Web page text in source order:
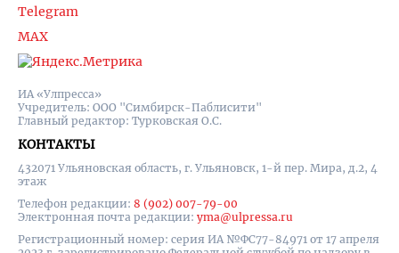
ИА «Улпресса»
Учредитель: ООО "Симбирск-Паблисити"
Главный редактор: Турковская О.С.
КОНТАКТЫ
432071 Ульяновская область, г. Ульяновск, 1-й пер. Мира, д.2, 4
этаж
Телефон редакции: 8 (902) 007-79-00
Электронная почта редакции: yma@ulpressa.ru
Регистрационный номер: серия ИА №ФС77-84971 от 17 апреля
Telegram
MAX